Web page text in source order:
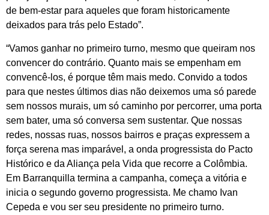
de bem-estar para aqueles que foram historicamente
deixados para trás pelo Estado”.
“Vamos ganhar no primeiro turno, mesmo que queiram nos
convencer do contrário. Quanto mais se empenham em
convencê-los, é porque têm mais medo. Convido a todos
para que nestes últimos dias não deixemos uma só parede
sem nossos murais, um só caminho por percorrer, uma porta
sem bater, uma só conversa sem sustentar. Que nossas
redes, nossas ruas, nossos bairros e praças expressem a
força serena mas imparável, a onda progressista do Pacto
Histórico e da Aliança pela Vida que recorre a Colômbia.
Em Barranquilla termina a campanha, começa a vitória e
inicia o segundo governo progressista. Me chamo Ivan
Cepeda e vou ser seu presidente no primeiro turno.